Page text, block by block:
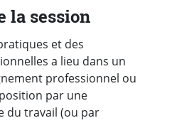
la session
et des
a lieu dans un
professionnel ou
par une
du travail (ou par